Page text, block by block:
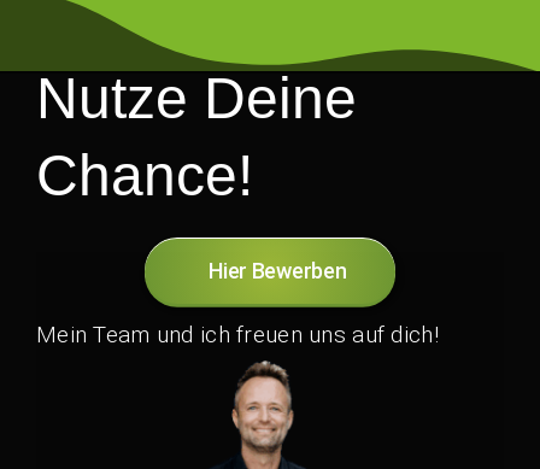
Nutze Deine
Chance!
Hier Bewerben
Mein Team und ich freuen uns auf dich!